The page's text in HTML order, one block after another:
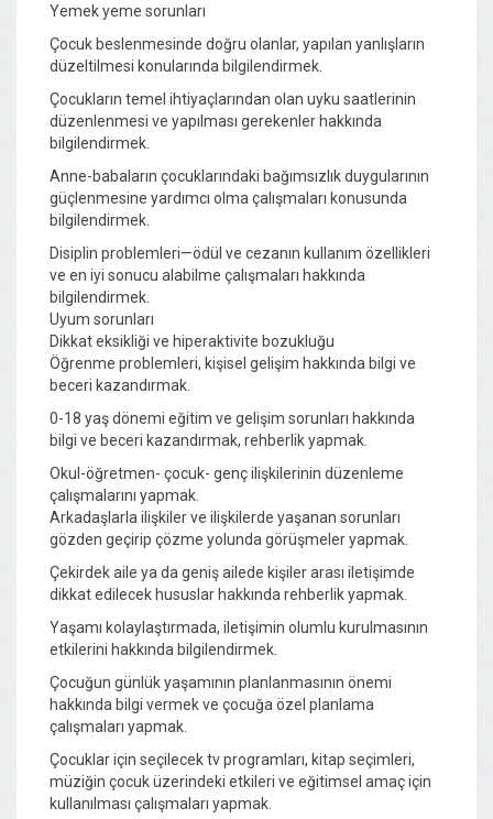
Yemek yeme sorunları
Çocuk beslenmesinde doğru olanlar, yapılan yanlışların
düzeltilmesi konularında bilgilendirmek.
Çocukların temel ihtiyaçlarından olan uyku saatlerinin
düzenlenmesi ve yapılması gerekenler hakkında
bilgilendirmek.
Anne-babaların çocuklarındaki bağımsızlık duygularının
güçlenmesine yardımcı olma çalışmaları konusunda
bilgilendirmek.
Disiplin problemleri—ödül ve cezanın kullanım özellikleri
ve en iyi sonucu alabilme çalışmaları hakkında
bilgilendirmek.
Uyum sorunları
Dikkat eksikliği ve hiperaktivite bozukluğu
Öğrenme problemleri, kişisel gelişim hakkında bilgi ve
beceri kazandırmak.
0-18 yaş dönemi eğitim ve gelişim sorunları hakkında
bilgi ve beceri kazandırmak, rehberlik yapmak.
Okul-öğretmen- çocuk- genç ilişkilerinin düzenleme
çalışmalarını yapmak.
Arkadaşlarla ilişkiler ve ilişkilerde yaşanan sorunları
gözden geçirip çözme yolunda görüşmeler yapmak.
Çekirdek aile ya da geniş ailede kişiler arası iletişimde
dikkat edilecek hususlar hakkında rehberlik yapmak.
Yaşamı kolaylaştırmada, iletişimin olumlu kurulmasının
etkilerini hakkında bilgilendirmek.
Çocuğun günlük yaşamının planlanmasının önemi
hakkında bilgi vermek ve çocuğa özel planlama
çalışmaları yapmak.
Çocuklar için seçilecek tv programları, kitap seçimleri,
müziğin çocuk üzerindeki etkileri ve eğitimsel amaç için
kullanılması çalışmaları yapmak.